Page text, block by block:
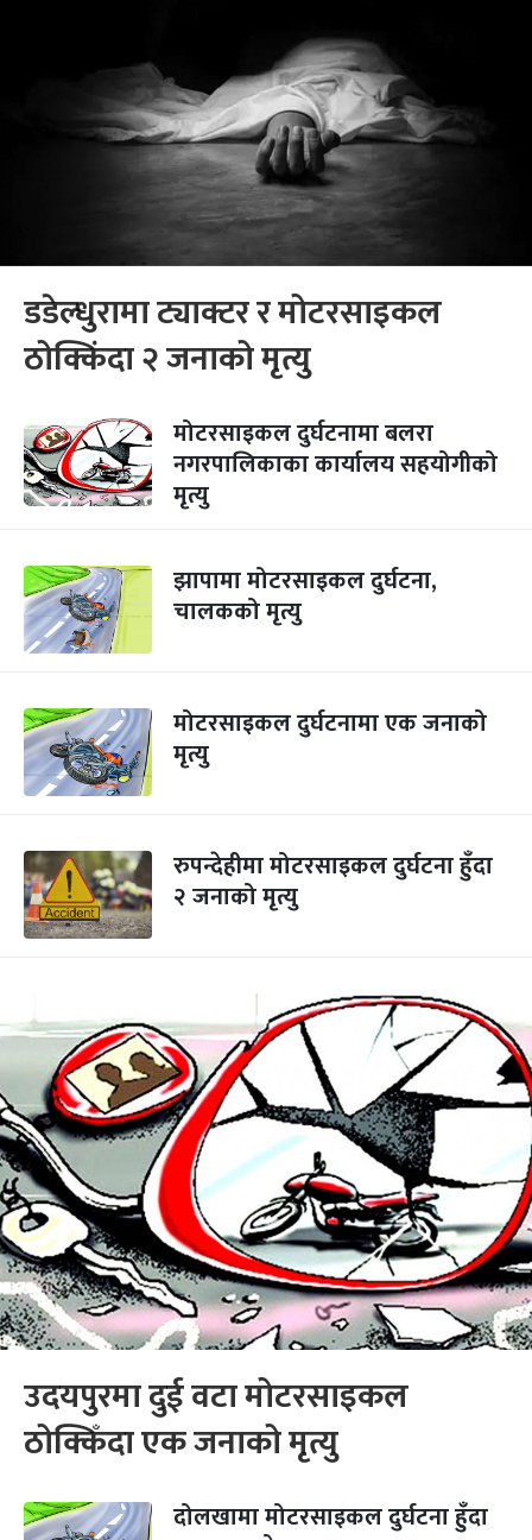
डडेल्धुरामा ट्याक्टर र मोटरसाइकल
ठोक्किंदा २ जनाको मृत्यु
मोटरसाइकल दुर्घटनामा बलरा
नगरपालिकाका कार्यालय सहयोगीको
मृत्यु
झापामा मोटरसाइकल दुर्घटना,
चालकको मृत्यु
मोटरसाइकल दुर्घटनामा एक जनाको
मृत्यु
रुपन्देहीमा मोटरसाइकल दुर्घटना हुँदा
२ जनाको मृत्यु
उदयपुरमा दुई वटा मोटरसाइकल
ठोक्किँदा एक जनाको मृत्यु
दोलखामा मोटरसाइकल दुर्घटना हुँदा